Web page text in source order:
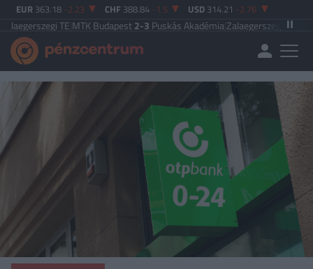
EUR 363.18 -2.23 CHF 388.84 -1.5 USD 314.21 -2.76
TE|MTK Budapest2-3Puskás Akadémia|Zalaegerszegi TE5-2Paksi FC